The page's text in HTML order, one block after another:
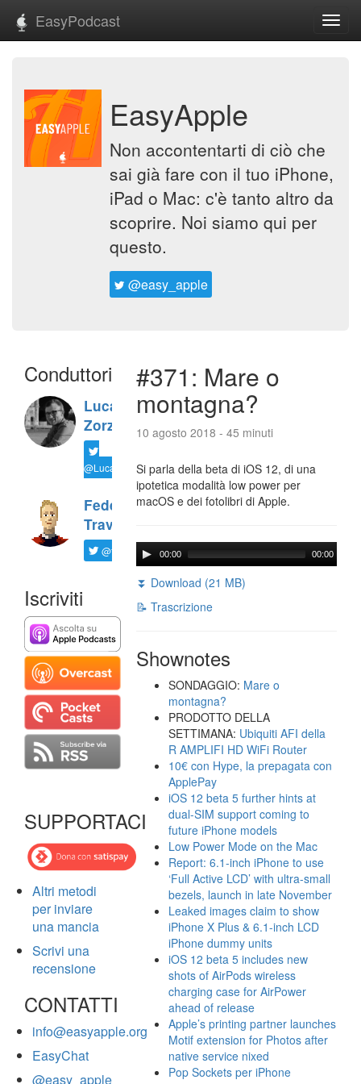
EasyPodcast
EasyApple
Non accontentarti di ciò che
sai già fare con il tuo iPhone,
iPad o Mac: c'è tanto altro da
scoprire. Noi siamo qui per
questo.
@easy_apple
Conduttori
Luca
Zorzi
@LucaTNT
Federico
Travaini
@ftrava
Iscriviti
SUPPORTACI
Altri metodi
per inviare
una mancia
Scrivi una
recensione
CONTATTI
info@easyapple.org
EasyChat
@easy_apple
#371: Mare o
montagna?
10 agosto 2018 - 45 minuti
Si parla della beta di iOS 12, di una
ipotetica modalità low power per
macOS e dei fotolibri di Apple.
00:00 00:00
⏬ Download (21 MB)
📝 Trascrizione
Shownotes
SONDAGGIO: Mare o
montagna?
PRODOTTO DELLA
SETTIMANA: Ubiquiti AFI della
R AMPLIFI HD WiFi Router
10€ con Hype, la prepagata con
ApplePay
iOS 12 beta 5 further hints at
dual-SIM support coming to
future iPhone models
Low Power Mode on the Mac
Report: 6.1-inch iPhone to use
‘Full Active LCD’ with ultra-small
bezels, launch in late November
Leaked images claim to show
iPhone X Plus & 6.1-inch LCD
iPhone dummy units
iOS 12 beta 5 includes new
shots of AirPods wireless
charging case for AirPower
ahead of release
Apple’s printing partner launches
Motif extension for Photos after
native service nixed
Pop Sockets per iPhone